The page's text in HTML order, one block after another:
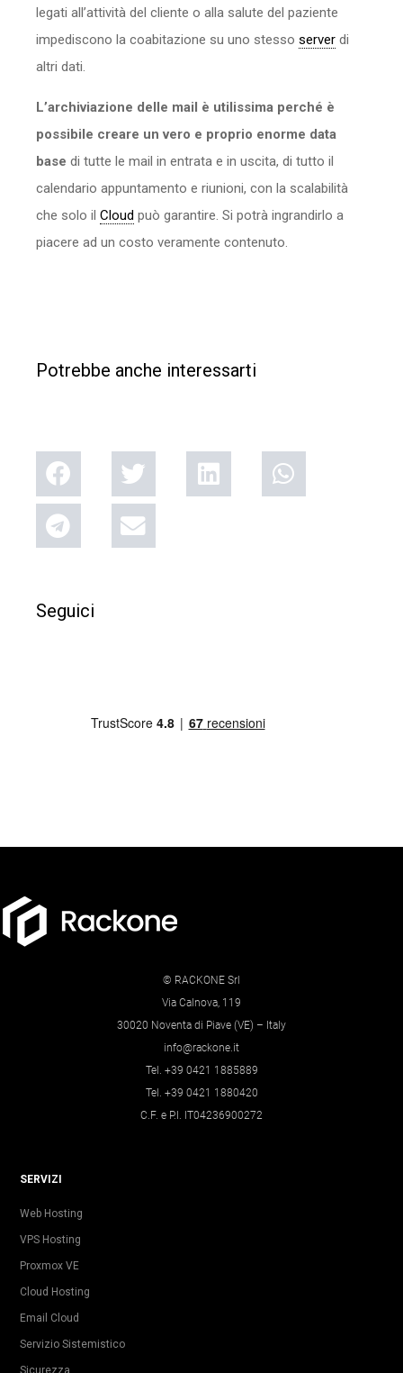
legati all’attività del cliente o alla salute del paziente
impediscono la coabitazione su uno stesso server di
altri dati.
L’archiviazione delle mail è utilissima perché è
possibile creare un vero e proprio enorme data
base di tutte le mail in entrata e in uscita, di tutto il
calendario appuntamento e riunioni, con la scalabilità
che solo il Cloud può garantire. Si potrà ingrandirlo a
piacere ad un costo veramente contenuto.
Potrebbe anche interessarti
Seguici
© RACKONE Srl
Via Calnova, 119
30020 Noventa di Piave (VE) – Italy
info@rackone.it
Tel. +39 0421 1885889
Tel. +39 0421 1880420
C.F. e P.I. IT04236900272
SERVIZI
Web Hosting
VPS Hosting
Proxmox VE
Cloud Hosting
Email Cloud
Servizio Sistemistico
Sicurezza